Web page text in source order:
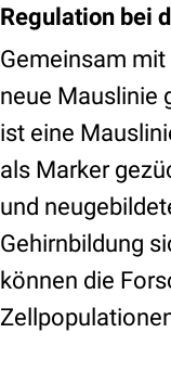
Regulation bei
Gemeinsam
neue Mauslinie
ist eine
als Marker
und
Gehirnbildung
können die